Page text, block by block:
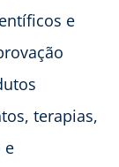
e
terapias,
e